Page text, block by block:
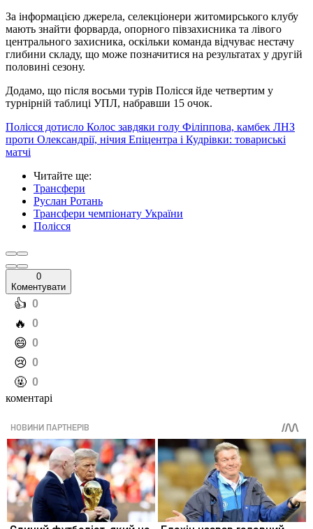
За інформацією джерела, селекціонери житомирського клубу
мають знайти форварда, опорного півзахисника та лівого
центрального захисника, оскільки команда відчуває нестачу
глибини складу, що може позначитися на результатах у другій
половині сезону.
Додамо, що після восьми турів Полісся йде четвертим у
турнірній таблиці УПЛ, набравши 15 очок.
Полісся дотисло Колос завдяки голу Філіппова, камбек ЛНЗ
проти Олександрії, нічия Епіцентра і Кудрівки: товариські
матчі
Читайте ще:
Трансфери
Руслан Ротань
Трансфери чемпіонату України
Полісся
0
Коментувати
️👍 0
️🔥 0
️😄 0
️😢 0
️🤬 0
коментарі